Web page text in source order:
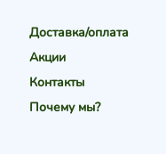
Доставка/оплата
Акции
Контакты
Почему мы?